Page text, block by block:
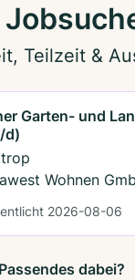
Teilzeit &
Garten- und
d)
Wohnen
2026-08-06
dabei?